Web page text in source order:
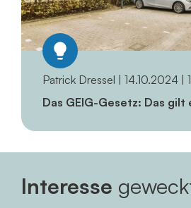
Patrick Dressel | 14.10.2024 |
Das GEIG-Gesetz: Das gilt
Interesse